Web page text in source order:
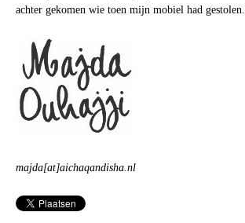
achter gekomen wie toen mijn mobiel had gestolen.
majda[at]aichaqandisha.nl